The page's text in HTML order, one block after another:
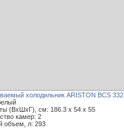
холодильник ARISTON BCS 332
(ВxШxГ), см: 186.3 x 54 x 55
камер: 2
объем, л: 293